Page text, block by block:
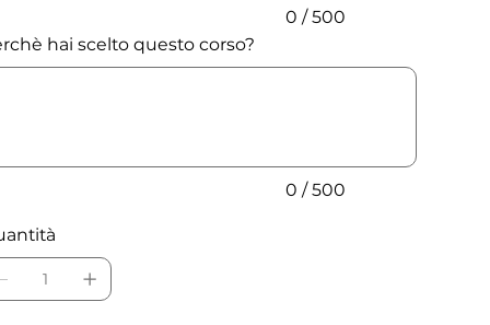
0 / 500
hai scelto questo corso?
0 / 500